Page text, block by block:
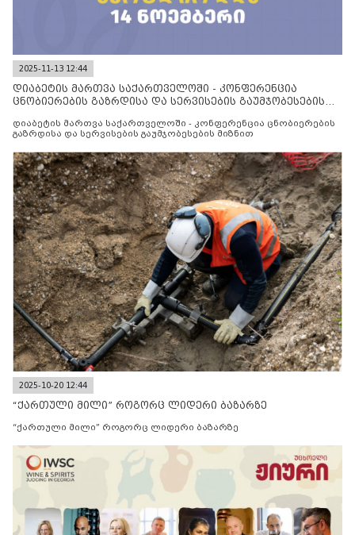
2025-11-13 12:44
დიაბეტის მართვა საქართველოში - კონფერენცია
ცნობიერების გაზრდისა და სერვისების გაუმჯობესების
დიაბეტის მართვა საქართველოში - კონფერენცია ცნობიერების
გაზრდისა და სერვისების გაუმჯობესების მიზნით
2025-10-20 12:44
“ქართული მილი” როგორც ლიდერი ბაზარზე
“ქართული მილი” როგორც ლიდერი ბაზარზე